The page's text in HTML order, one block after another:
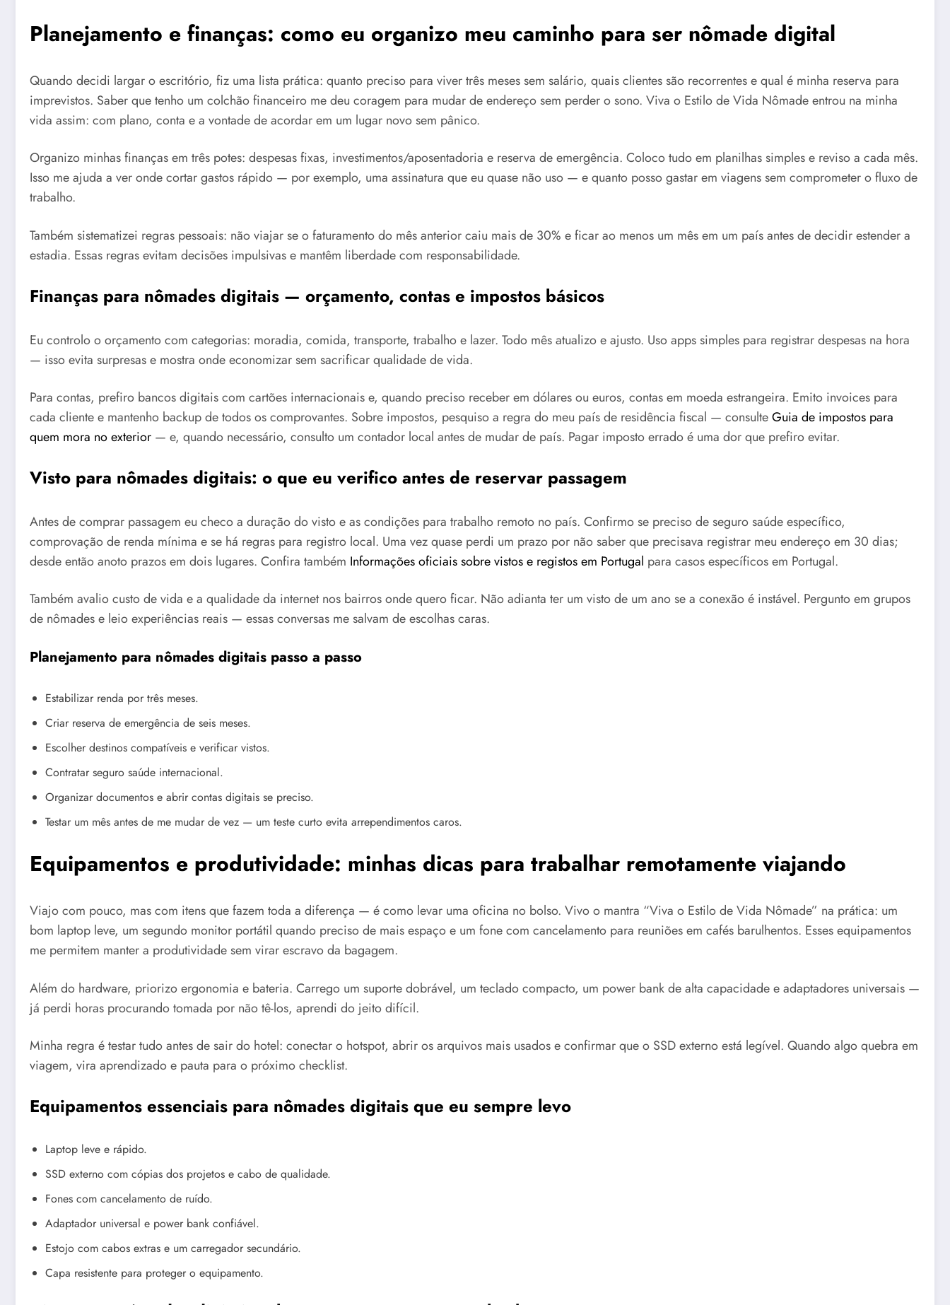
Planejamento e finanças: como eu organizo meu caminho para ser nômade digital
Quando decidi largar o escritório, fiz uma lista prática: quanto preciso para viver três meses sem salário, quais clientes são recorrentes e qual é minha reserva para
imprevistos. Saber que tenho um colchão financeiro me deu coragem para mudar de endereço sem perder o sono. Viva o Estilo de Vida Nômade entrou na minha
vida assim: com plano, conta e a vontade de acordar em um lugar novo sem pânico.
Organizo minhas finanças em três potes: despesas fixas, investimentos/aposentadoria e reserva de emergência. Coloco tudo em planilhas simples e reviso a cada mês.
Isso me ajuda a ver onde cortar gastos rápido — por exemplo, uma assinatura que eu quase não uso — e quanto posso gastar em viagens sem comprometer o fluxo de
trabalho.
Também sistematizei regras pessoais: não viajar se o faturamento do mês anterior caiu mais de 30% e ficar ao menos um mês em um país antes de decidir estender a
estadia. Essas regras evitam decisões impulsivas e mantêm liberdade com responsabilidade.
Finanças para nômades digitais — orçamento, contas e impostos básicos
Eu controlo o orçamento com categorias: moradia, comida, transporte, trabalho e lazer. Todo mês atualizo e ajusto. Uso apps simples para registrar despesas na hora
— isso evita surpresas e mostra onde economizar sem sacrificar qualidade de vida.
Para contas, prefiro bancos digitais com cartões internacionais e, quando preciso receber em dólares ou euros, contas em moeda estrangeira. Emito invoices para
cada cliente e mantenho backup de todos os comprovantes. Sobre impostos, pesquiso a regra do meu país de residência fiscal — consulteGuia de impostos para
quem mora no exterior — e, quando necessário, consulto um contador local antes de mudar de país. Pagar imposto errado é uma dor que prefiro evitar.
Visto para nômades digitais: o que eu verifico antes de reservar passagem
Antes de comprar passagem eu checo a duração do visto e as condições para trabalho remoto no país. Confirmo se preciso de seguro saúde específico,
comprovação de renda mínima e se há regras para registro local. Uma vez quase perdi um prazo por não saber que precisava registrar meu endereço em 30 dias;
desde então anoto prazos em dois lugares. Confira também Informações oficiais sobre vistos e registos em Portugal para casos específicos em Portugal.
Também avalio custo de vida e a qualidade da internet nos bairros onde quero ficar. Não adianta ter um visto de um ano se a conexão é instável. Pergunto em grupos
de nômades e leio experiências reais — essas conversas me salvam de escolhas caras.
Planejamento para nômades digitais passo a passo
Estabilizar renda por três meses.
Criar reserva de emergência de seis meses.
Escolher destinos compatíveis e verificar vistos.
Contratar seguro saúde internacional.
Organizar documentos e abrir contas digitais se preciso.
Testar um mês antes de me mudar de vez — um teste curto evita arrependimentos caros.
Equipamentos e produtividade: minhas dicas para trabalhar remotamente viajando
Viajo com pouco, mas com itens que fazem toda a diferença — é como levar uma oficina no bolso. Vivo o mantra “Viva o Estilo de Vida Nômade” na prática: um
bom laptop leve, um segundo monitor portátil quando preciso de mais espaço e um fone com cancelamento para reuniões em cafés barulhentos. Esses equipamentos
me permitem manter a produtividade sem virar escravo da bagagem.
Além do hardware, priorizo ergonomia e bateria. Carrego um suporte dobrável, um teclado compacto, um power bank de alta capacidade e adaptadores universais —
já perdi horas procurando tomada por não tê-los, aprendi do jeito difícil.
Minha regra é testar tudo antes de sair do hotel: conectar o hotspot, abrir os arquivos mais usados e confirmar que o SSD externo está legível. Quando algo quebra em
viagem, vira aprendizado e pauta para o próximo checklist.
Equipamentos essenciais para nômades digitais que eu sempre levo
Laptop leve e rápido.
SSD externo com cópias dos projetos e cabo de qualidade.
Fones com cancelamento de ruído.
Adaptador universal e power bank confiável.
Estojo com cabos extras e um carregador secundário.
Capa resistente para proteger o equipamento.